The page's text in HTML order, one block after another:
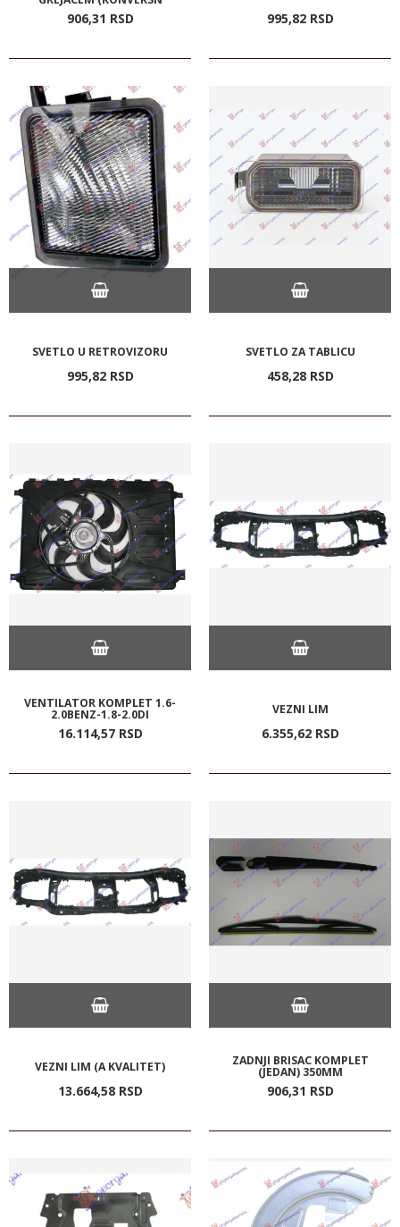
906,31 RSD 995,82 RSD
SVETLO U RETROVIZORU
995,82 RSD
SVETLO ZA TABLICU
458,28 RSD
VENTILATOR KOMPLET 1.6-
2.0BENZ-1.8-2.0DI
16.114,57 RSD
VEZNI LIM
6.355,62 RSD
VEZNI LIM (A KVALITET)
13.664,58 RSD
ZADNJI BRISAC KOMPLET
(JEDAN) 350MM
906,31 RSD